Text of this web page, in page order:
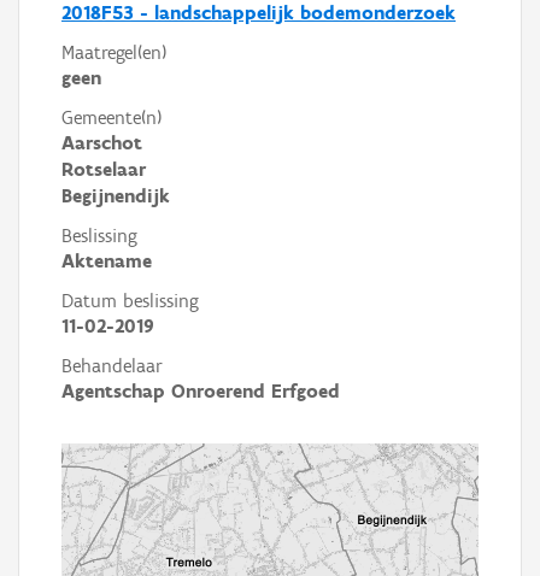
2018F53 - landschappelijk bodemonderzoek
Maatregel(en)
geen
Gemeente(n)
Aarschot
Rotselaar
Begijnendijk
Beslissing
Aktename
Datum beslissing
11-02-2019
Behandelaar
Agentschap Onroerend Erfgoed